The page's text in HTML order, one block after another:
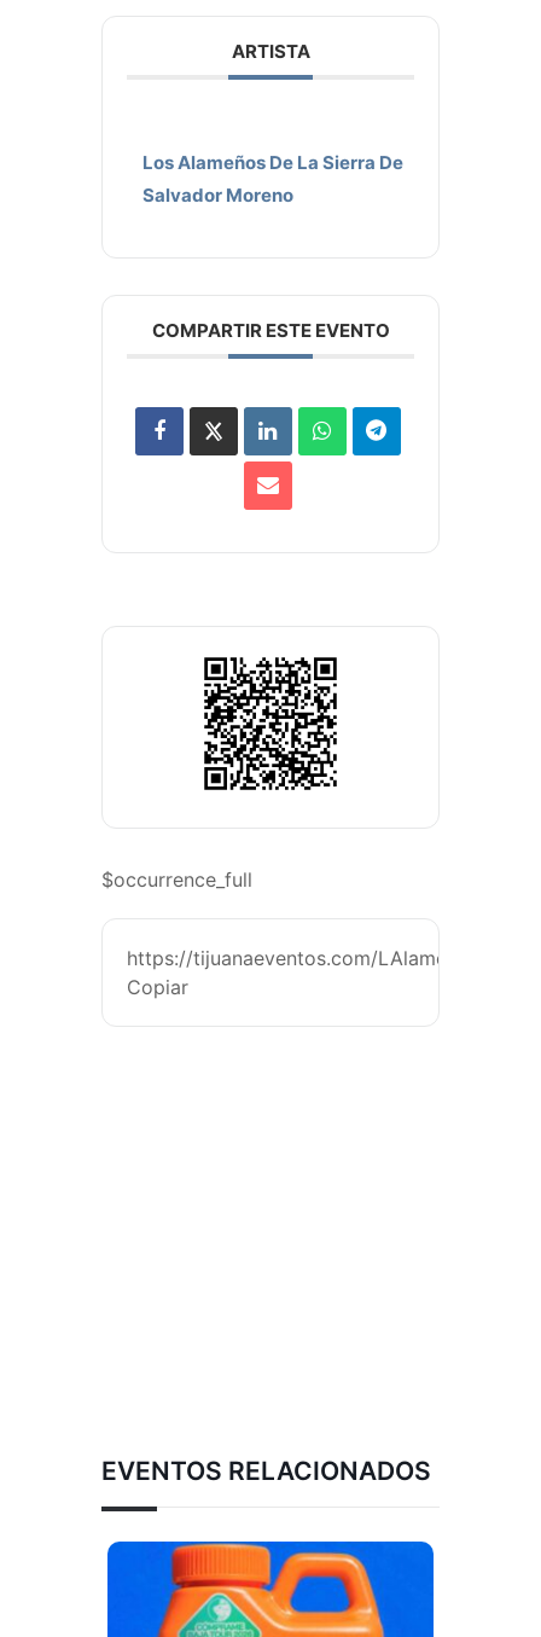
ARTISTA
Los Alameños De La Sierra De
Salvador Moreno
COMPARTIR ESTE EVENTO
$occurrence_full
https://tijuanaeventos.com/
Copiar
EVENTOS RELACIONADOS